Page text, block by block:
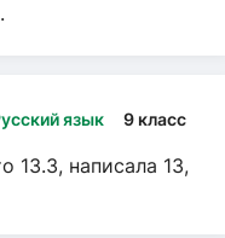
язык 9 класс
13.3, написала 13,